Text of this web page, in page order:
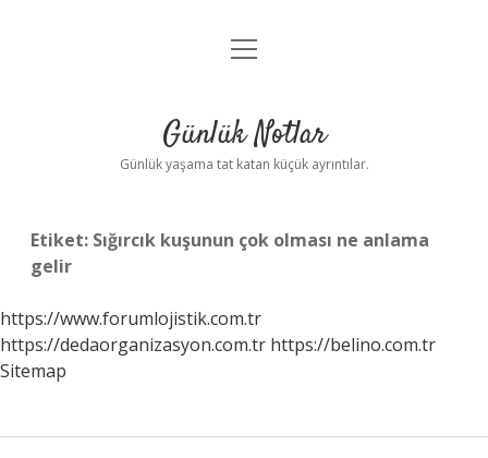
Anasayfa
Yasal Uyarı
menüyü
Günlük Notlar
Günlük yaşama tat katan küçük ayrıntılar.
Etiket: Sığırcık kuşunun çok olması ne anlama
gelir
https://www.forumlojistik.com.tr
https://dedaorganizasyon.com.tr https://belino.com.tr
Sitemap